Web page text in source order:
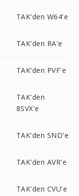
TAK'den W64'e
TAK'den RA'e
TAK'den PVF'e
TAK'den
8SVX'e
TAK'den SND'e
TAK'den AVR'e
TAK'den CVU'e